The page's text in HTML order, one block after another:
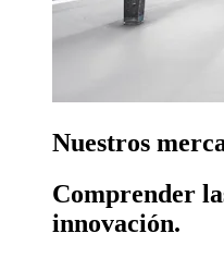
Nuestros
Comprender
innovación.